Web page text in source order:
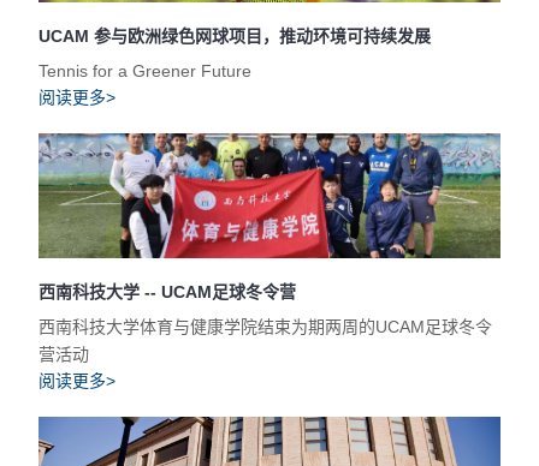
UCAM 参与欧洲绿色网球项目，推动环境可持续发展
Tennis for a Greener Future
阅读更多>
西南科技大学 -- UCAM足球冬令营
西南科技大学体育与健康学院结束为期两周的UCAM足球冬令
营活动
阅读更多>